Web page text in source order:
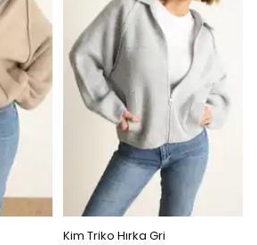
Kim Triko Hırka Gri